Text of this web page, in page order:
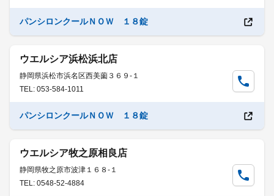
パンシロンクールＮＯＷ １８錠
ウエルシア浜松浜北店
静岡県浜松市浜名区西美薗３６９-１
TEL: 053-584-1011
パンシロンクールＮＯＷ １８錠
ウエルシア牧之原相良店
静岡県牧之原市波津１６８-１
TEL: 0548-52-4884